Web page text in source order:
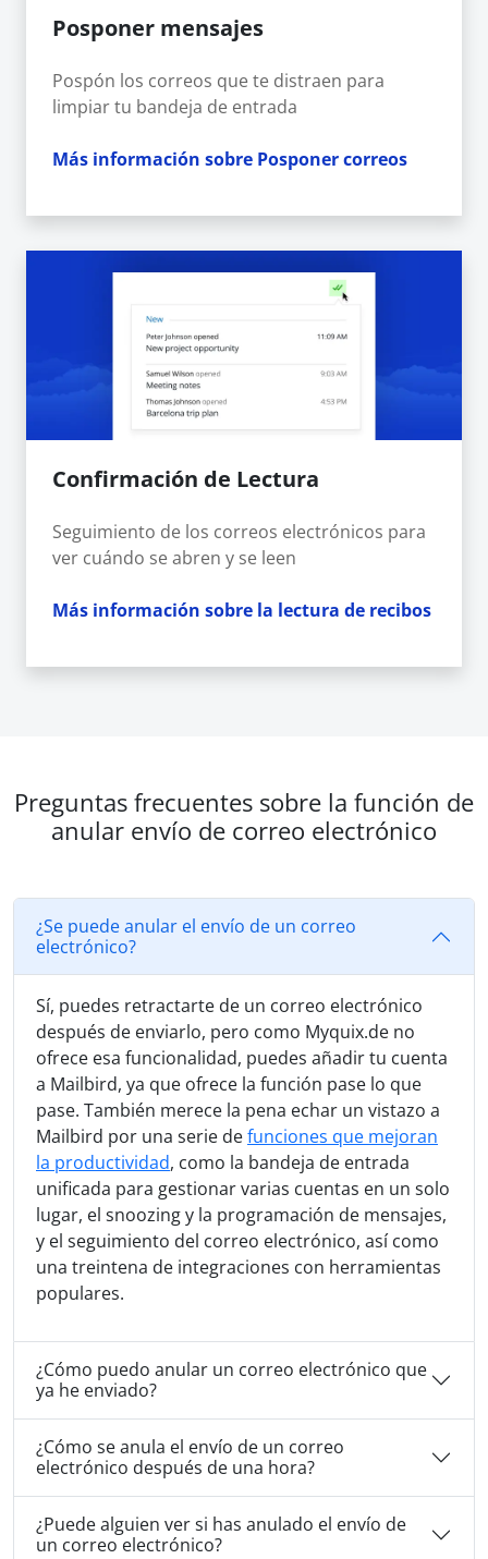
Posponer mensajes
Pospón los correos que te distraen para
limpiar tu bandeja de entrada
Más información sobre Posponer correos
Confirmación de Lectura
Seguimiento de los correos electrónicos para
ver cuándo se abren y se leen
Más información sobre la lectura de recibos
Preguntas frecuentes sobre la función de
anular envío de correo electrónico
¿Se puede anular el envío de un correo
electrónico?
Sí, puedes retractarte de un correo electrónico
después de enviarlo, pero como Myquix.de no
ofrece esa funcionalidad, puedes añadir tu cuenta
a Mailbird, ya que ofrece la función pase lo que
pase. También merece la pena echar un vistazo a
Mailbird por una serie defunciones que mejoran
la productividad, como la bandeja de entrada
unificada para gestionar varias cuentas en un solo
lugar, el snoozing y la programación de mensajes,
y el seguimiento del correo electrónico, así como
una treintena de integraciones con herramientas
populares.
¿Cómo puedo anular un correo electrónico que
ya he enviado?
¿Cómo se anula el envío de un correo
electrónico después de una hora?
¿Puede alguien ver si has anulado el envío de
un correo electrónico?